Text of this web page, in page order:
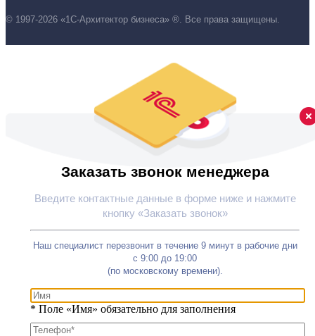
© 1997-2026 «1С-Архитектор бизнеса» ®. Все права защищены.
Заказать звонок менеджера
Введите контактные данные в форме ниже и нажмите
кнопку «Заказать звонок»
Наш специалист перезвонит в течение 9 минут в рабочие дни
с 9:00 до 19:00
(по московскому времени).
* Поле «Имя» обязательно для заполнения